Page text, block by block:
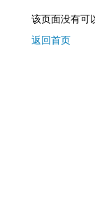
该页面没有可
返回首页